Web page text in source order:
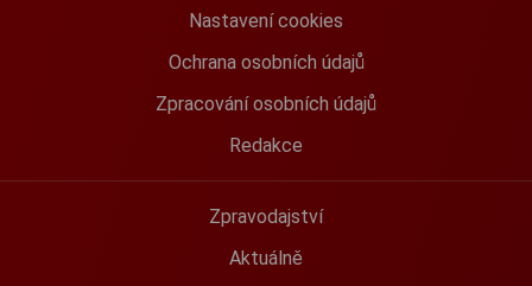
Nastavení cookies
Ochrana osobních údajů
Zpracování osobních údajů
Redakce
Zpravodajství
Aktuálně